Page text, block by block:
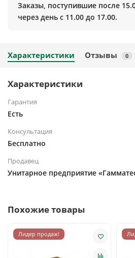
Заказы, поступившие после
через день с 11.00 до 17.00.
Характеристики Отзывы 0
Характеристики
Гарантия
Есть
Консультация
Бесплатно
Продавец
Унитарное предприятие
Похожие товары
Лидер продаж!